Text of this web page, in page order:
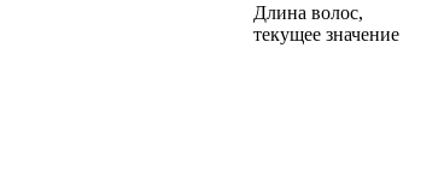
Длина волос,
текущее значение